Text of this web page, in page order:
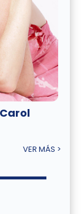
VER MÁS >